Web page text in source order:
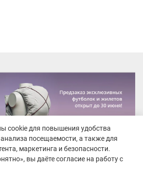
cookie для повышения удобства
посещаемости, а также для
маркетинга и безопасности.
вы даёте согласие на работу с